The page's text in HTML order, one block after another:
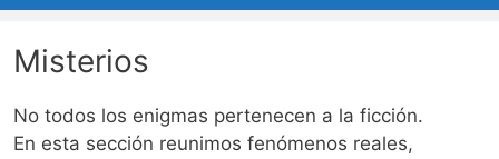
Misterios
No todos los enigmas pertenecen a la ficción.
En esta sección reunimos fenómenos reales,